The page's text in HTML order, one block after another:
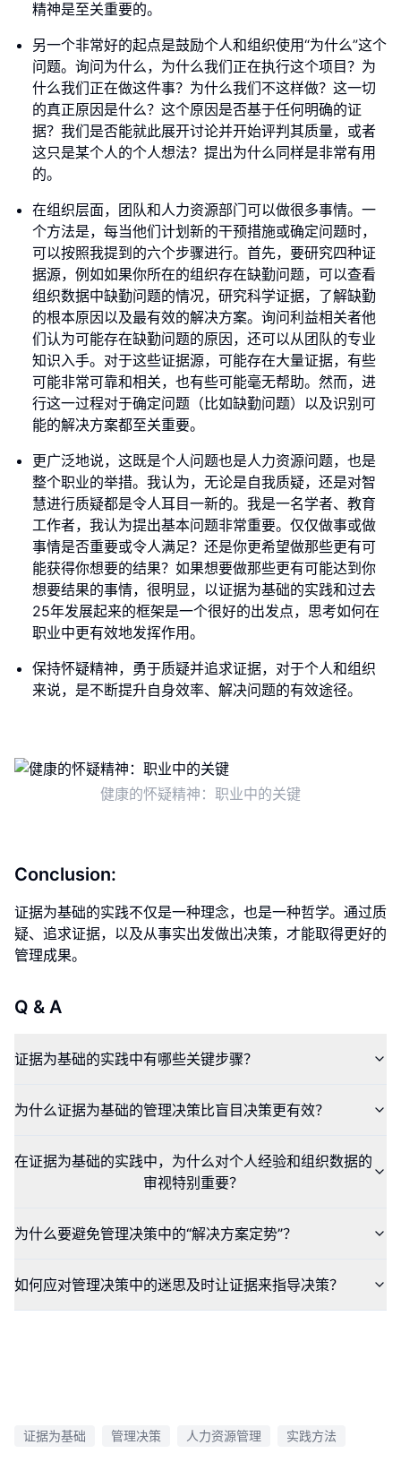
精神是至关重要的。
另一个非常好的起点是鼓励个人和组织使用“为什么”这个
问题。询问为什么，为什么我们正在执行这个项目？为
什么我们正在做这件事？为什么我们不这样做？这一切
的真正原因是什么？这个原因是否基于任何明确的证
据？我们是否能就此展开讨论并开始评判其质量，或者
这只是某个人的个人想法？提出为什么同样是非常有用
的。
在组织层面，团队和人力资源部门可以做很多事情。一
个方法是，每当他们计划新的干预措施或确定问题时，
可以按照我提到的六个步骤进行。首先，要研究四种证
据源，例如如果你所在的组织存在缺勤问题，可以查看
组织数据中缺勤问题的情况，研究科学证据，了解缺勤
的根本原因以及最有效的解决方案。询问利益相关者他
们认为可能存在缺勤问题的原因，还可以从团队的专业
知识入手。对于这些证据源，可能存在大量证据，有些
可能非常可靠和相关，也有些可能毫无帮助。然而，进
行这一过程对于确定问题（比如缺勤问题）以及识别可
能的解决方案都至关重要。
更广泛地说，这既是个人问题也是人力资源问题，也是
整个职业的举措。我认为，无论是自我质疑，还是对智
慧进行质疑都是令人耳目一新的。我是一名学者、教育
工作者，我认为提出基本问题非常重要。仅仅做事或做
事情是否重要或令人满足？还是你更希望做那些更有可
能获得你想要的结果？如果想要做那些更有可能达到你
想要结果的事情，很明显，以证据为基础的实践和过去
25年发展起来的框架是一个很好的出发点，思考如何在
职业中更有效地发挥作用。
保持怀疑精神，勇于质疑并追求证据，对于个人和组织
来说，是不断提升自身效率、解决问题的有效途径。
健康的怀疑精神：职业中的关键
Conclusion:
证据为基础的实践不仅是一种理念，也是一种哲学。通过质
疑、追求证据，以及从事实出发做出决策，才能取得更好的
管理成果。
Q & A
证据为基础的实践中有哪些关键步骤？
为什么证据为基础的管理决策比盲目决策更有效？
在证据为基础的实践中，为什么对个人经验和组织数据的
审视特别重要？
为什么要避免管理决策中的“解决方案定势”？
如何应对管理决策中的迷思及时让证据来指导决策？
证据为基础 管理决策 人力资源管理 实践方法